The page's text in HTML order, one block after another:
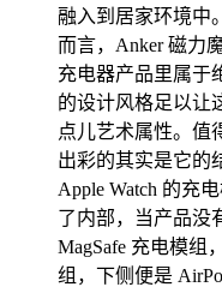
融入到居家环境中
而言，Anker 磁力
充电器产品里属于
的设计风格足以让
点儿艺术属性。值
出彩的其实是它的
Apple Watch 的充
了内部，当产品没
MagSafe 充电模组
组，下侧便是